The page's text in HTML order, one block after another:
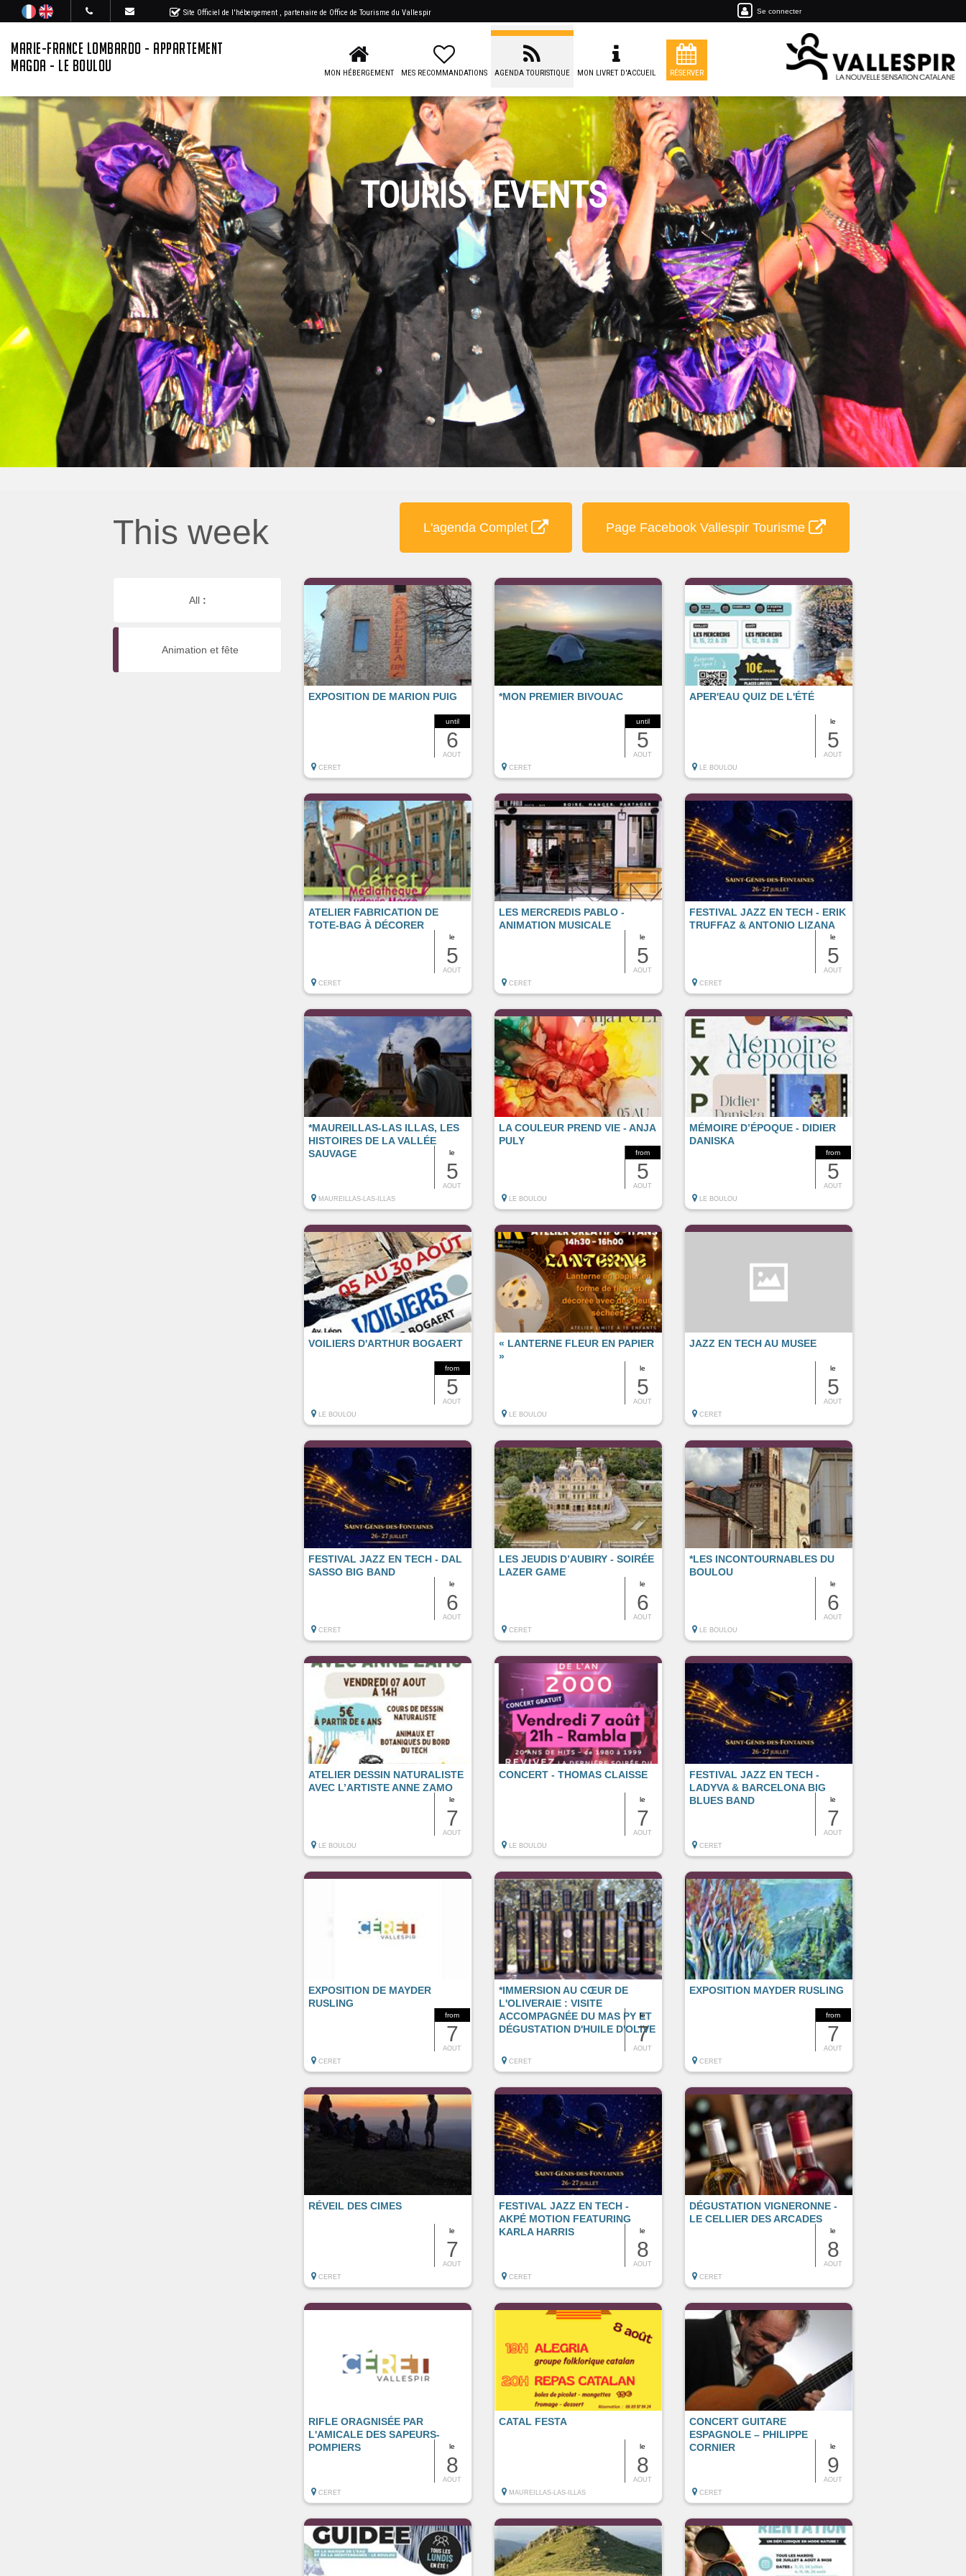
Site Officiel de l'hébergement , partenaire de Office de Tourisme du Vallespir Se connecter
MARIE-FRANCE LOMBARDO - APPARTEMENT
MAGDA - LE BOULOU
MON HÉBERGEMENT MES RECOMMANDATIONS AGENDA TOURISTIQUE MON LIVRET D'ACCUEIL RÉSERVER
TOURIST EVENTS
This week L'agenda Complet Page Facebook Vallespir Tourisme
All :
Animation et fête
until
6
AOUT
EXPOSITION DE MARION PUIG
CERET
until
5
AOUT
*MON PREMIER BIVOUAC
CERET
le
5
AOUT
APER'EAU QUIZ DE L'ÉTÉ
LE BOULOU
le
5
AOUT
ATELIER FABRICATION DE
TOTE-BAG À DÉCORER
CERET
le
5
AOUT
LES MERCREDIS PABLO -
ANIMATION MUSICALE
CERET
le
5
AOUT
FESTIVAL JAZZ EN TECH - ERIK
TRUFFAZ & ANTONIO LIZANA
CERET
le
5
AOUT
*MAUREILLAS-LAS ILLAS, LES
HISTOIRES DE LA VALLÉE
SAUVAGE
MAUREILLAS-LAS-ILLAS
from
5
AOUT
LA COULEUR PREND VIE - ANJA
PULY
LE BOULOU
from
5
AOUT
MÉMOIRE D’ÉPOQUE - DIDIER
DANISKA
LE BOULOU
from
5
AOUT
VOILIERS D'ARTHUR BOGAERT
LE BOULOU
le
5
AOUT
« LANTERNE FLEUR EN PAPIER
»
LE BOULOU
le
5
AOUT
JAZZ EN TECH AU MUSEE
CERET
le
6
AOUT
FESTIVAL JAZZ EN TECH - DAL
SASSO BIG BAND
CERET
le
6
AOUT
LES JEUDIS D’AUBIRY - SOIRÉE
LAZER GAME
CERET
le
6
AOUT
*LES INCONTOURNABLES DU
BOULOU
LE BOULOU
le
7
AOUT
ATELIER DESSIN NATURALISTE
AVEC L’ARTISTE ANNE ZAMO
LE BOULOU
le
7
AOUT
CONCERT - THOMAS CLAISSE
LE BOULOU
le
7
AOUT
FESTIVAL JAZZ EN TECH -
LADYVA & BARCELONA BIG
BLUES BAND
CERET
from
7
AOUT
EXPOSITION DE MAYDER
RUSLING
CERET
le
7
AOUT
*IMMERSION AU CŒUR DE
L'OLIVERAIE : VISITE
ACCOMPAGNÉE DU MAS PY ET
DÉGUSTATION D'HUILE D'OLIVE
CERET
from
7
AOUT
EXPOSITION MAYDER RUSLING
CERET
le
7
AOUT
RÉVEIL DES CIMES
CERET
le
8
AOUT
FESTIVAL JAZZ EN TECH -
AKPÉ MOTION FEATURING
KARLA HARRIS
CERET
le
8
AOUT
DÉGUSTATION VIGNERONNE -
LE CELLIER DES ARCADES
CERET
le
8
AOUT
RIFLE ORAGNISÉE PAR
L'AMICALE DES SAPEURS-
POMPIERS
CERET
le
8
AOUT
CATAL FESTA
MAUREILLAS-LAS-ILLAS
le
9
AOUT
CONCERT GUITARE
ESPAGNOLE – PHILIPPE
CORNIER
CERET